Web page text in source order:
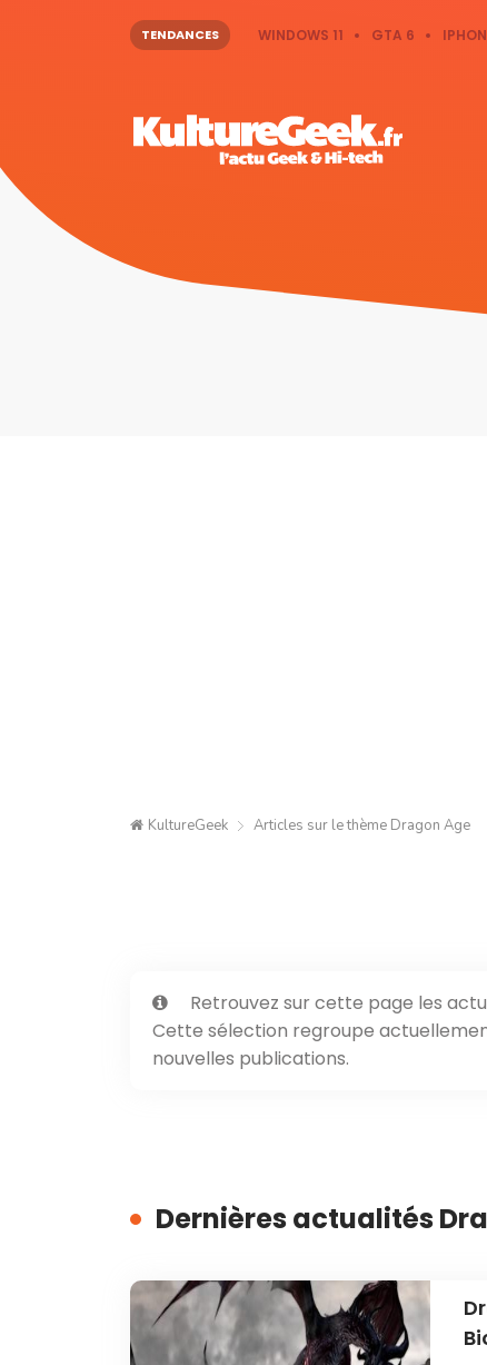
TENDANCES WINDOWS 11 GTA 6
KultureGeek Articles sur le thème Dragon Age
Retrouvez sur cette page les
Cette sélection regroupe
nouvelles publications.
Dernières actualités